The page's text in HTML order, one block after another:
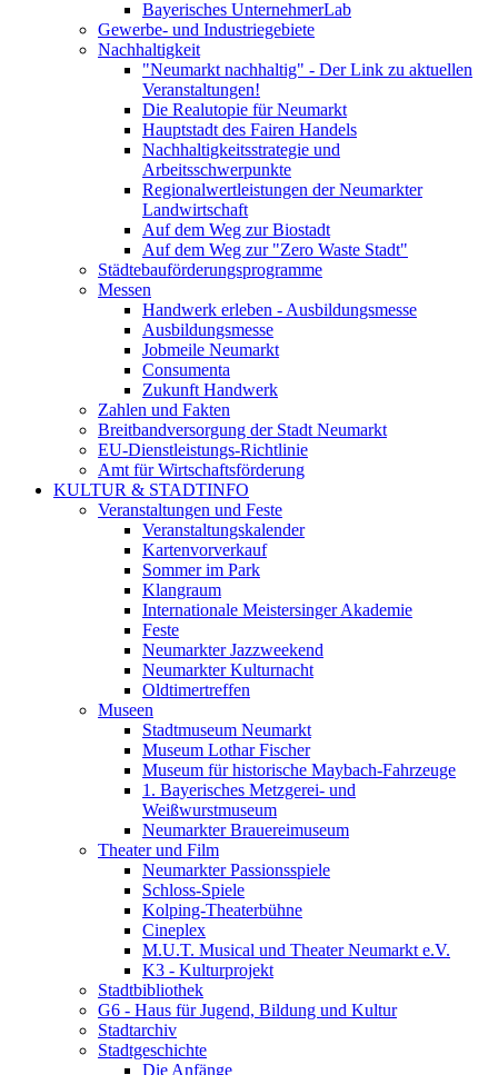
Bayerisches UnternehmerLab
Gewerbe- und Industriegebiete
Nachhaltigkeit
"Neumarkt nachhaltig" - Der Link zu aktuellen
Veranstaltungen!
Die Realutopie für Neumarkt
Hauptstadt des Fairen Handels
Nachhaltigkeitsstrategie und
Arbeitsschwerpunkte
Regionalwertleistungen der Neumarkter
Landwirtschaft
Auf dem Weg zur Biostadt
Auf dem Weg zur "Zero Waste Stadt"
Städtebauförderungsprogramme
Messen
Handwerk erleben - Ausbildungsmesse
Ausbildungsmesse
Jobmeile Neumarkt
Consumenta
Zukunft Handwerk
Zahlen und Fakten
Breitbandversorgung der Stadt Neumarkt
EU-Dienstleistungs-Richtlinie
Amt für Wirtschaftsförderung
KULTUR & STADTINFO
Veranstaltungen und Feste
Veranstaltungskalender
Kartenvorverkauf
Sommer im Park
Klangraum
Internationale Meistersinger Akademie
Feste
Neumarkter Jazzweekend
Neumarkter Kulturnacht
Oldtimertreffen
Museen
Stadtmuseum Neumarkt
Museum Lothar Fischer
Museum für historische Maybach-Fahrzeuge
1. Bayerisches Metzgerei- und
Weißwurstmuseum
Neumarkter Brauereimuseum
Theater und Film
Neumarkter Passionsspiele
Schloss-Spiele
Kolping-Theaterbühne
Cineplex
M.U.T. Musical und Theater Neumarkt e.V.
K3 - Kulturprojekt
Stadtbibliothek
G6 - Haus für Jugend, Bildung und Kultur
Stadtarchiv
Stadtgeschichte
Die Anfänge